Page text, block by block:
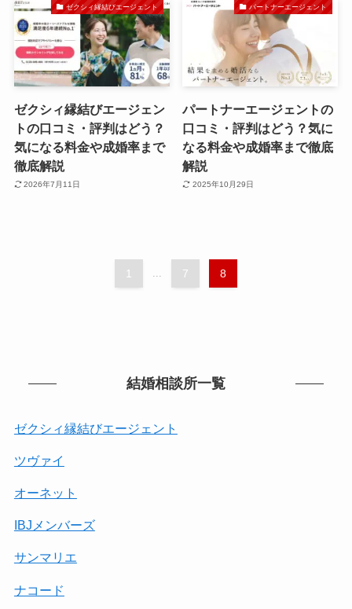
ゼクシィ縁結びエージェント
ゼクシィ縁結びエージェン
トの口コミ・評判はどう？
気になる料金や成婚率まで
徹底解説
2026年7月11日
パートナーエージェント
パートナーエージェントの
口コミ・評判はどう？気に
なる料金や成婚率まで徹底
解説
2025年10月29日
1 ... 7 8
結婚相談所一覧
ゼクシィ縁結びエージェント
ツヴァイ
オーネット
IBJメンバーズ
サンマリエ
ナコード